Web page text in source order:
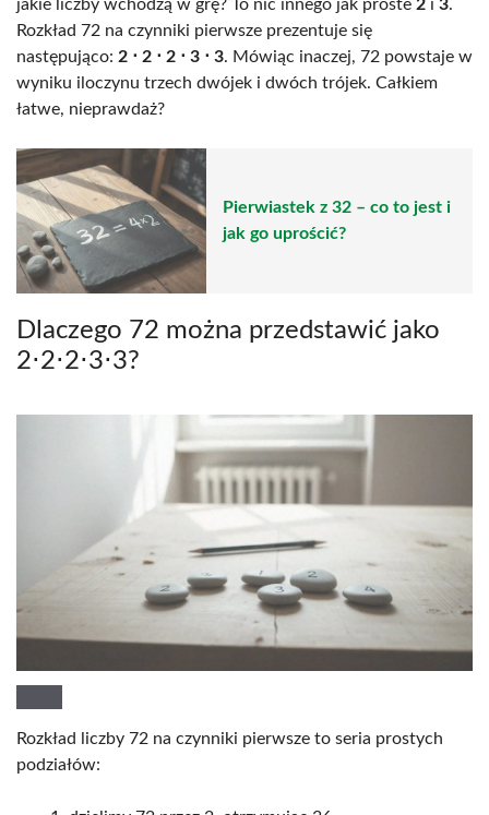
jakie liczby wchodzą w grę? To nic innego jak proste 2 i 3.
Rozkład 72 na czynniki pierwsze prezentuje się
następująco: 2 ⋅ 2 ⋅ 2 ⋅ 3 ⋅ 3. Mówiąc inaczej, 72 powstaje w
wyniku iloczynu trzech dwójek i dwóch trójek. Całkiem
łatwe, nieprawdaż?
Pierwiastek z 32 – co to jest i
jak go uprościć?
Dlaczego 72 można przedstawić jako
2⋅2⋅2⋅3⋅3?
Rozkład liczby 72 na czynniki pierwsze to seria prostych
podziałów: